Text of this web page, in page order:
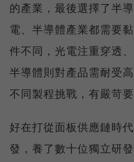
的產業，最後選擇了半
電、半導體產業都需要
件不同，光電注重穿透
半導體則對產品需耐受
不同製程挑戰，有嚴苛要
好在打從面板供應鏈時
發，養了數十位獨立研